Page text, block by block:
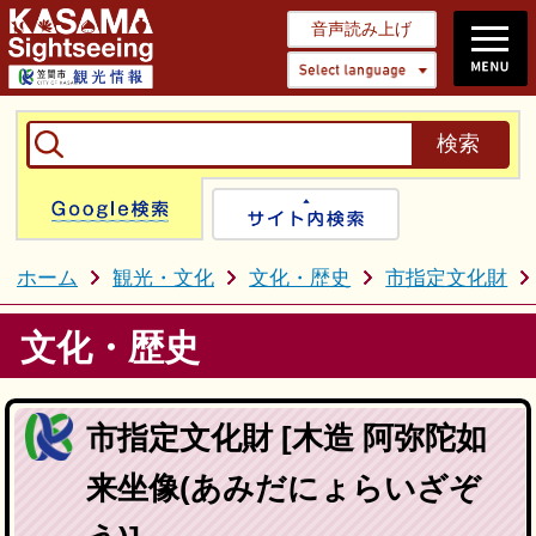
音声読み上げ
Select
Google検索
ホーム 観光・文化 文化・歴史 市指定文化財
文化・歴史
市指定文化財 [木造 阿弥陀如
来坐像(あみだにょらいざぞ